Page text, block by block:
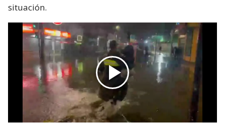
situación.